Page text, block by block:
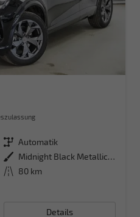
Getriebe Automatik
Außenfarbe
Midnight Black Metallic (0E)
Kilometerstand 80 km
Details